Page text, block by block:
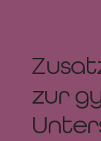
zur